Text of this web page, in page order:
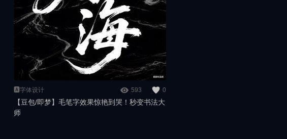
🅰️字体设计 593 0
【豆包/即梦】毛笔字效果惊艳到哭！秒变书法大
师